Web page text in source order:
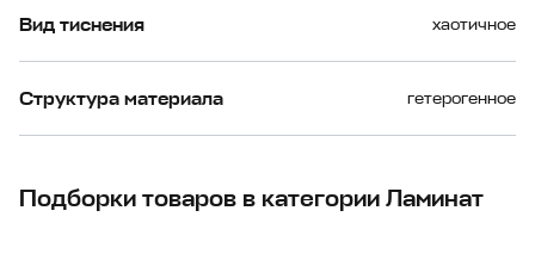
Вид тиснения хаотичное
Структура материала гетерогенное
Подборки товаров в категории Ламинат